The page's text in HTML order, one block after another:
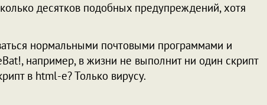
десятков подобных предупреждений, хотя
нормальными почтовыми программами и
например, в жизни не выполнит ни один скрипт
в html-е? Только вирусу.